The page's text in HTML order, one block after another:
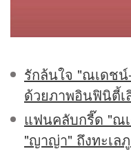
รักล้นใจ "ณเดช
ด้วยภาพอินฟินิตี้เ
แฟนคลับกรี๊ด "ณ
"ญาญ่า" ถึงทะเล